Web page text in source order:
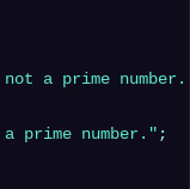
a prime
prime number." ;